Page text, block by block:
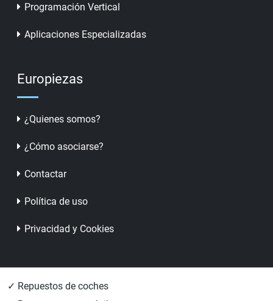
Programación Vertical
Aplicaciones Especializadas
Europiezas
¿Quienes somos?
¿Cómo asociarse?
Contactar
Política de uso
Privacidad y Cookies
✓ Repuestos de coches